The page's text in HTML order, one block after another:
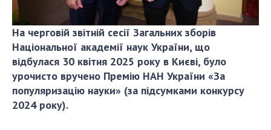
Установи при Президії
Ради, комітети та комісії
Наукові центри МОН та НАН України
Громадські організації
На черговій звітній сесії Загальних зборів
Національної академії наук України, що
відбулася 30 квітня 2025 року в Києві, було
урочисто вручено Премію НАН України «За
популяризацію науки» (за підсумками конкурсу
2024 року).